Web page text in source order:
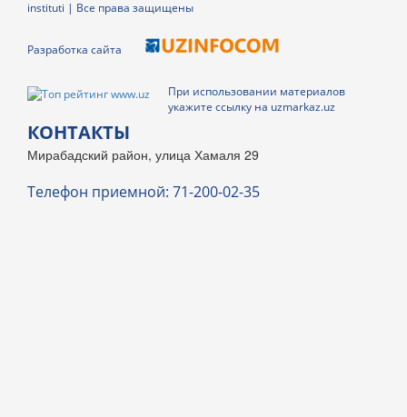
instituti | Все права защищены
Разработка сайта
При использовании материалов
укажите ссылку на uzmarkaz.uz
КОНТАКТЫ
Мирабадский район, улица Хамаля 29
Телефон приемной: 71-200-02-35